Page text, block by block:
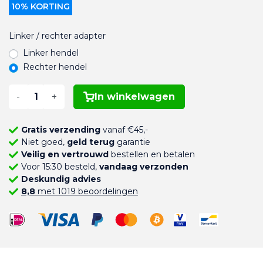
10% KORTING
Linker / rechter adapter
Linker hendel
Rechter hendel
- + In winkelwagen
Gratis verzendingvanaf €45,-
Niet goed, geld teruggarantie
Veilig en vertrouwdbestellen en betalen
Voor 15:30 besteld, vandaag verzonden
Deskundig advies
8,8met 1019 beoordelingen